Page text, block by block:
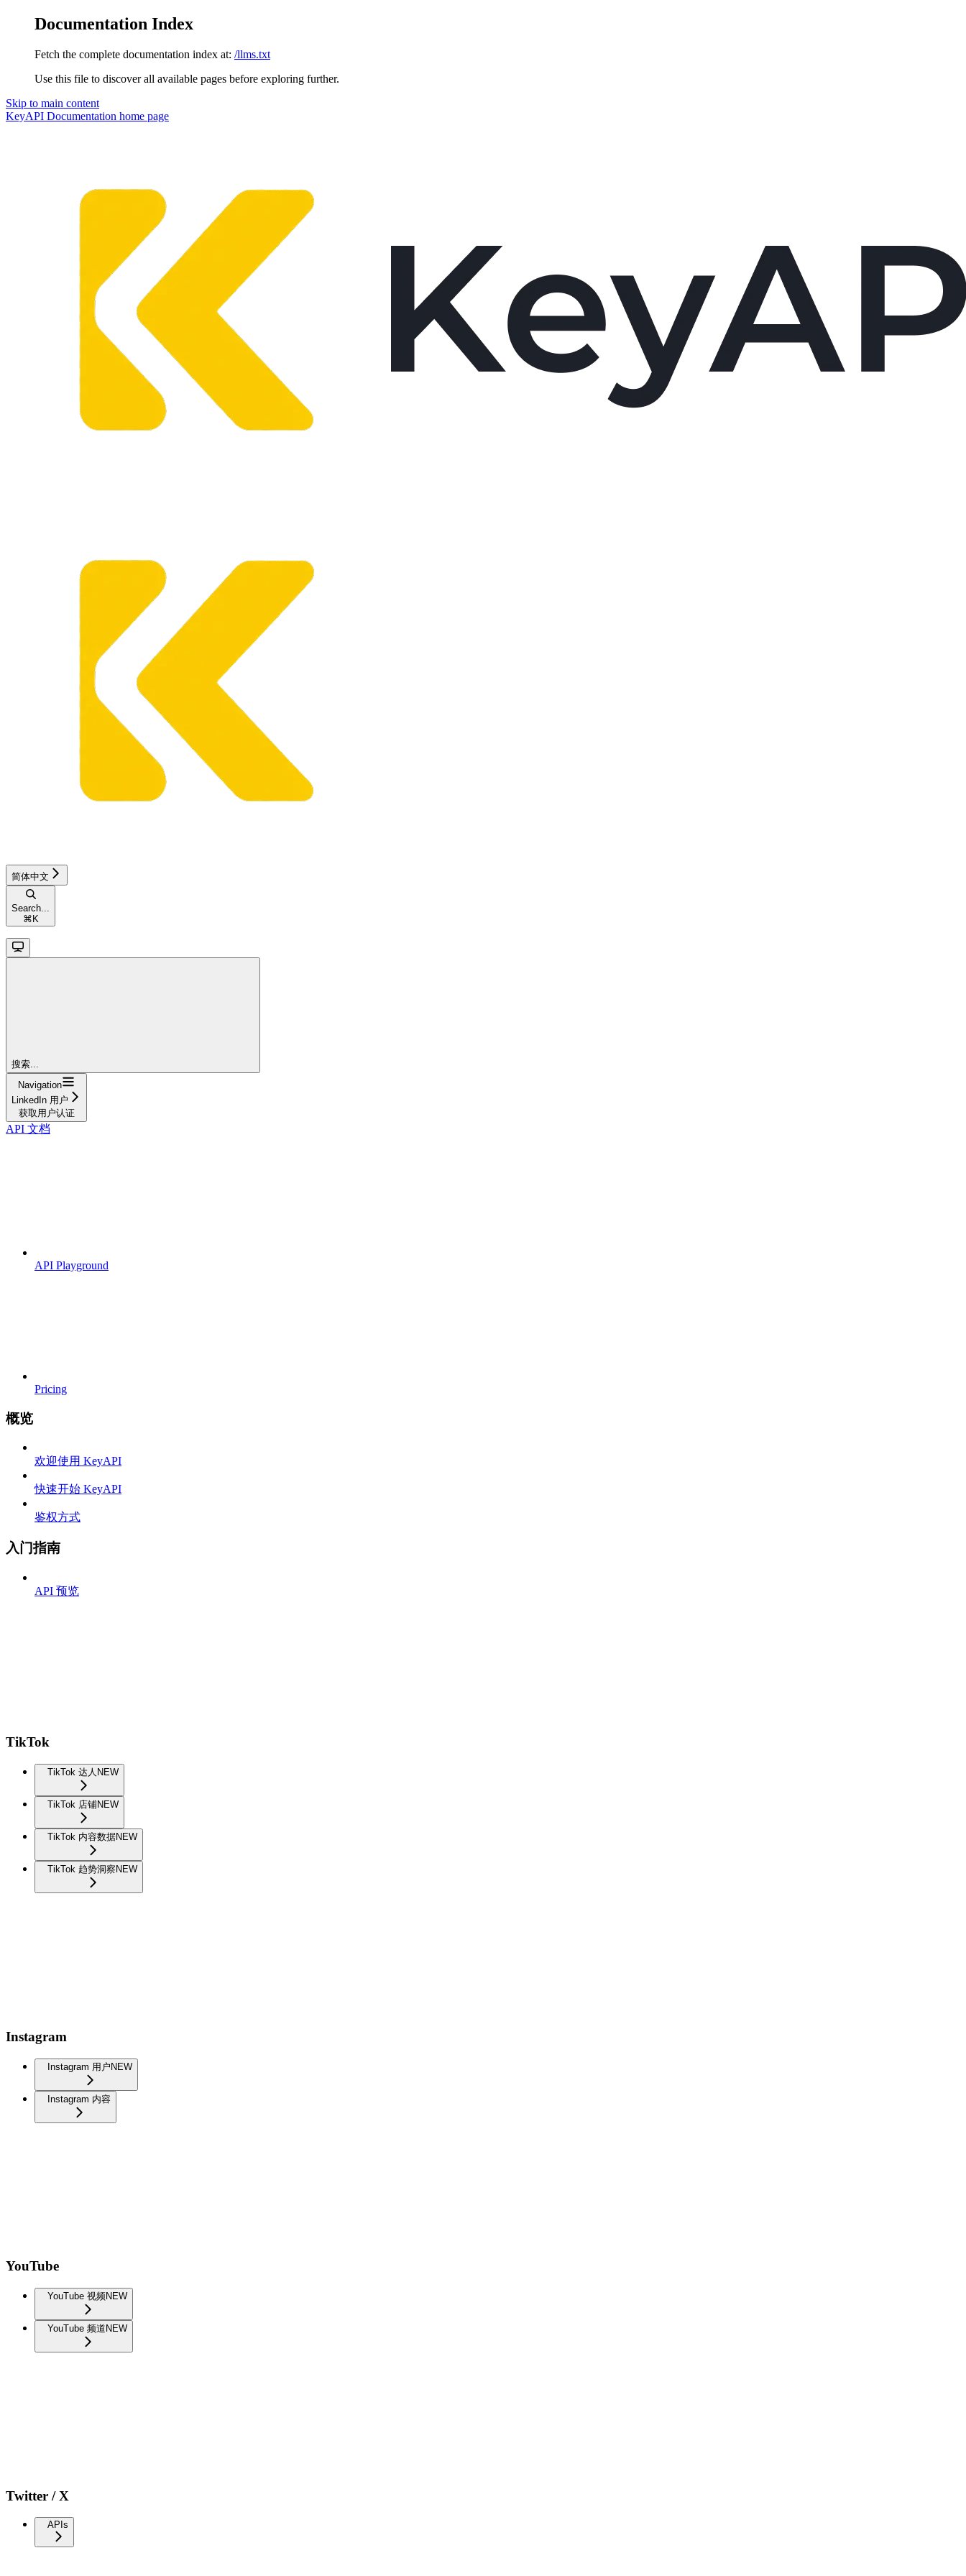
Documentation Index
Fetch the complete documentation index at: /llms.txt
Use this file to discover all available pages before exploring further.
Skip to main content
KeyAPI Documentation home page
简体中文
Search...
⌘ K
搜索...
Navigation
LinkedIn 用户
获取用户认证
API 文档
API Playground
Pricing
概览
欢迎使用 KeyAPI
快速开始 KeyAPI
鉴权方式
入门指南
API 预览
TikTok
TikTok 达人 NEW
TikTok 店铺NEW
TikTok 内容数据NEW
TikTok 趋势洞察 NEW
Instagram
Instagram 用户NEW
Instagram 内容
YouTube
YouTube 视频NEW
YouTube 频道 NEW
Twitter / X
APIs